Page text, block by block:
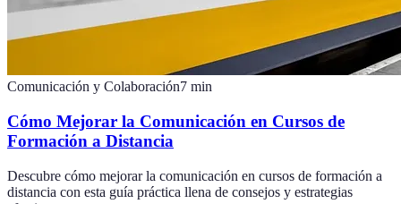
Comunicación y Colaboración7 min
Cómo Mejorar la Comunicación en Cursos de
Formación a Distancia
Descubre cómo mejorar la comunicación en cursos de formación a
distancia con esta guía práctica llena de consejos y estrategias